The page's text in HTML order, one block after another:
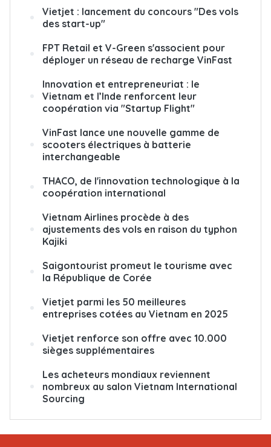
Vietjet : lancement du concours "Des vols
des start-up"
FPT Retail et V-Green s'associent pour
déployer un réseau de recharge VinFast
Innovation et entrepreneuriat : le
Vietnam et l’Inde renforcent leur
coopération via "Startup Flight"
VinFast lance une nouvelle gamme de
scooters électriques à batterie
interchangeable
THACO, de l'innovation technologique à la
coopération international
Vietnam Airlines procède à des
ajustements des vols en raison du typhon
Kajiki
Saigontourist promeut le tourisme avec
la République de Corée
Vietjet parmi les 50 meilleures
entreprises cotées au Vietnam en 2025
Vietjet renforce son offre avec 10.000
sièges supplémentaires
Les acheteurs mondiaux reviennent
nombreux au salon Vietnam International
Sourcing